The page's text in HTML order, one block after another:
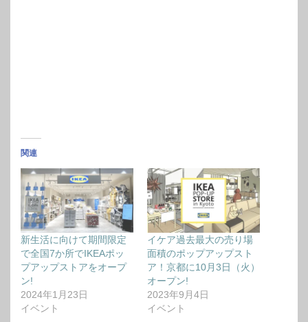
関連
新生活に向けて期間限定
で全国7か所でIKEAポッ
プアップストアをオープ
ン!
2024年1月23日
イベント
イケア過去最大の売り場
面積のポップアップスト
ア！京都に10月3日（火）
オープン!
2023年9月4日
イベント